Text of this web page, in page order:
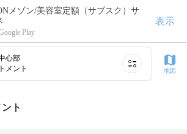
メゾン/美容室定額（サブスク）サ
Play
表示
心部
メント
地図
ト